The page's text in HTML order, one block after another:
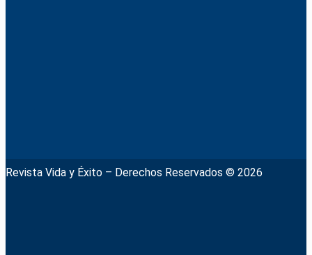
Revista Vida y Éxito – Derechos Reservados © 2026